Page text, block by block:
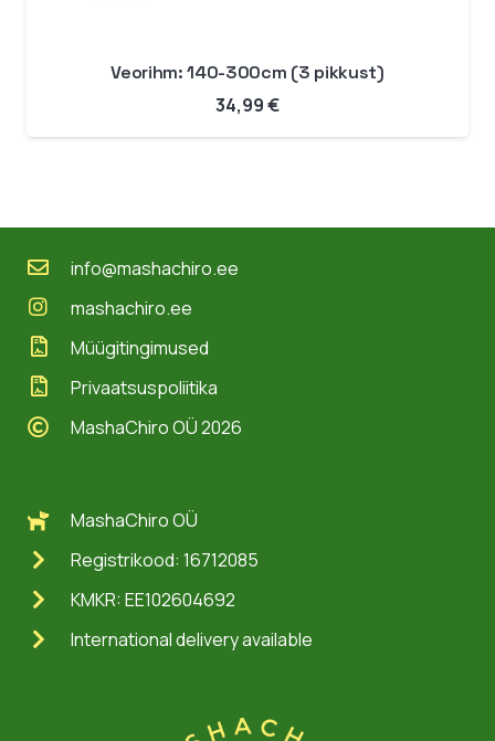
Veorihm: 140-300cm (3 pikkust)
34,99€
MashaChiro OÜ
Registrikood: 16712085
KMKR: EE102604692
International delivery available
info@mashachiro.ee
mashachiro.ee
Müügitingimused
Privaatsuspoliitika
MashaChiro OÜ 2026